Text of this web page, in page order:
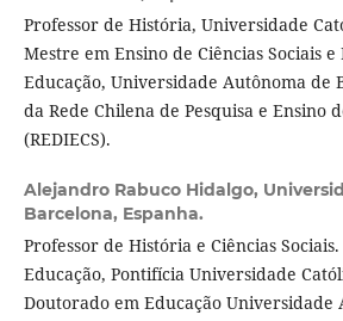
Professor de História, Universidade
Mestre em Ensino de Ciências Sociais
Educação, Universidade Autônoma de
da Rede Chilena de Pesquisa e Ensino
(REDIECS).
Alejandro Rabuco Hidalgo,
Barcelona, Espanha.
Professor de História e Ciências
Educação, Pontifícia Universidade
Doutorado em Educação Universidade